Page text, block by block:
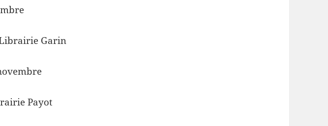
Garin
Payot